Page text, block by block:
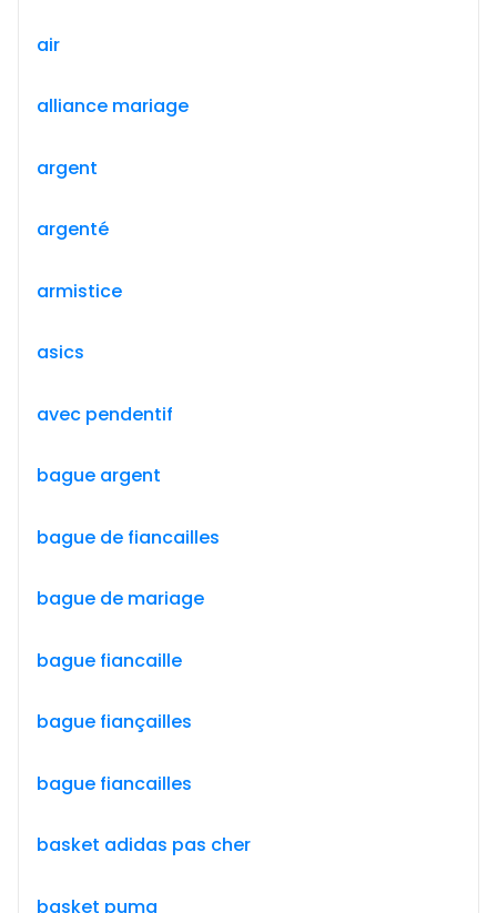
air
alliance mariage
argent
argenté
armistice
asics
avec pendentif
bague argent
bague de fiancailles
bague de mariage
bague fiancaille
bague fiançailles
bague fiancailles
basket adidas pas cher
basket puma